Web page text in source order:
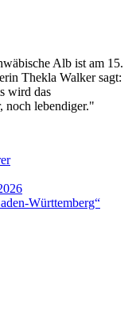
Alb ist am 15.
Thekla Walker sagt:
wird das
noch lebendiger."
Württemberg“